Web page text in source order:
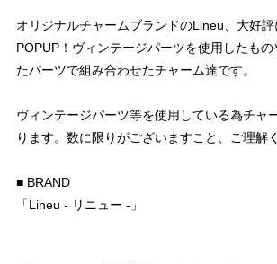
オリジナルチャームブランドのLineu、大好
POPUP！ヴィンテージパーツを使用したも
たパーツで組み合わせたチャーム達です。
ヴィンテージパーツ等を使用している為チャ
ります。数に限りがございますこと、ご理解
■ BRAND
「Lineu - リニュー -」